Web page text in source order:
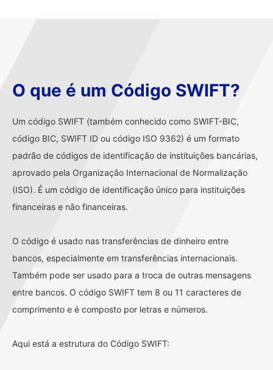
O que é um Código SWIFT?
Um código SWIFT (também conhecido como SWIFT-BIC,
código BIC, SWIFT ID ou código ISO 9362) é um formato
padrão de códigos de identificação de instituições bancárias,
aprovado pela Organização Internacional de Normalização
(ISO). É um código de identificação único para instituições
financeiras e não financeiras.
O código é usado nas transferências de dinheiro entre
bancos, especialmente em transferências internacionais.
Também pode ser usado para a troca de outras mensagens
entre bancos. O código SWIFT tem 8 ou 11 caracteres de
comprimento e é composto por letras e números.
Aqui está a estrutura do Código SWIFT: